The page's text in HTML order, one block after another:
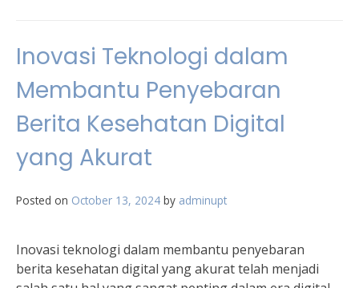
Inovasi Teknologi dalam
Membantu Penyebaran
Berita Kesehatan Digital
yang Akurat
Posted on October 13, 2024 by adminupt
Inovasi teknologi dalam membantu penyebaran
berita kesehatan digital yang akurat telah menjadi